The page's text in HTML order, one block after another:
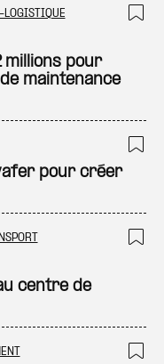
millions pour
maintenance
pour créer
centre de